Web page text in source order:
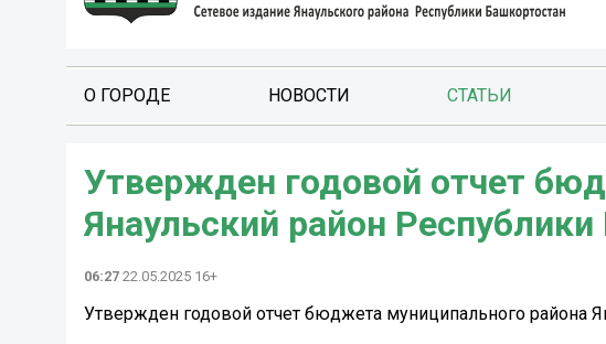
О ГОРОДЕ НОВОСТИ СТАТЬИ
Утвержден годовой отчет
Янаульский район
06:27 22.05.2025 16+
Утвержден годовой отчет бюджета муниципального района